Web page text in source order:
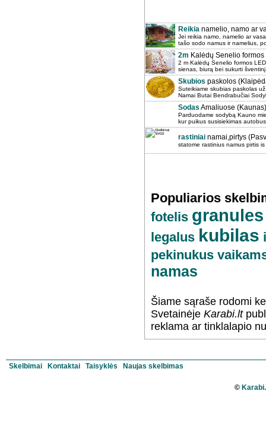
Reikia namelio, namo ar
Jei reikia namo, namelio ar
tašo sodo namus ir namelius,
2m Kalėdų Senelio
2 m Kalėdų Senelio formos
sienas, biurą bei sukurti
Skubios paskolos
Suteikiame skubias paskolas
Namai Butai Bendrabučiai
Sodas Amaliuose (Kaunas)
Parduodame sodybą Kauno
kur puikus susisiekimas
rastiniai namai,pirtys
statome rastinius namus pirtis
Populiarios
fotelis granules
legalus kubilas
pekinukus
namas
Šiame sąraše rodomi
Svetainėje Karabi.lt
reklama ar tinklalapio
Skelbimai Kontaktai Taisyklės Naujas skelbimas
©